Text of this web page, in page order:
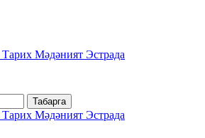
Тарих Мәдәният Эстрада
Табарга
Тарих Мәдәният Эстрада